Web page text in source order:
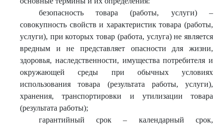
безопасность товара (работы, услуги) –
совокупность свойств и характеристик товара (работы,
услуги), при которых товар (работа, услуга) не является
вредным и не представляет опасности для жизни,
здоровья, наследственности, имущества потребителя и
окружающей среды при обычных условиях
использования товара (результата работы, услуги),
хранения, транспортировки и утилизации товара
(результата работы);
гарантийный срок – календарный срок,